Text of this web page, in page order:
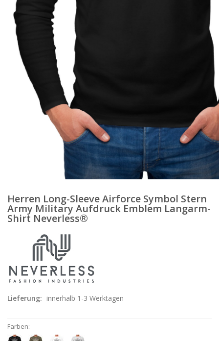
Herren Long-Sleeve Airforce Symbol Stern
Army Military Aufdruck Emblem Langarm-
Shirt Neverless®
Lieferung: innerhalb 1-3 Werktagen
Farben: